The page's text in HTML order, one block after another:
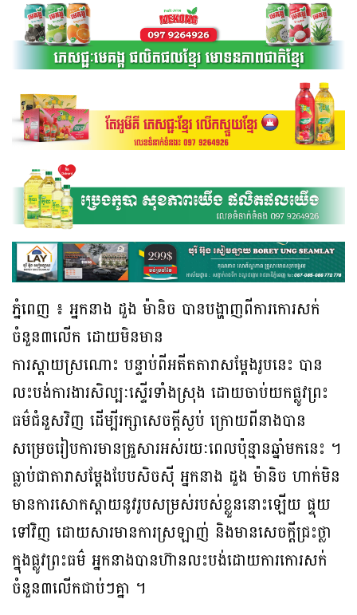
ភ្នំពេញ ៖ អ្នកនាង ដួង ម៉ានិច បានបង្ហាញពីការកោរសក់
ចំនួន៣លើក ដោយមិនមាន
ការស្តាយស្រណោះ បន្ទាប់ពីអតីតតារាសម្តែងរូបនេះ បាន
លះបង់ការងារសិល្បៈស្ទើរទាំងស្រុង ដោយចាប់យកផ្លូវព្រះ
ធម៌ជំនួសវិញ ដើម្បីរក្សាសេចក្តីស្ងប់ ក្រោយពីនាងបាន
សម្រេចរៀបការមានគ្រួសារអស់រយៈពេលប៉ុន្មានឆ្នាំមកនេះ ។
ធ្លាប់ជាតារាសម្តែងបែបសិចស៊ី អ្នកនាង ដួង ម៉ានិច ហាក់មិន
មានការសោកស្តាយនូវរូបសម្រស់របស់ខ្លួននោះឡើយ ផ្ទុយ
ទៅវិញ ដោយសារមានការស្រឡាញ់ និងមានសេចក្តីជ្រះថ្លា
ក្នុងផ្លូវព្រះធម៌ អ្នកនាងបានហ៊ានលះបង់ដោយការកោរសក់
ចំនួន៣លើកជាប់ៗគ្នា ។